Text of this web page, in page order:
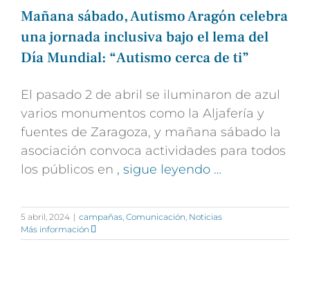
Mañana sábado, Autismo Aragón celebra
una jornada inclusiva bajo el lema del
Día Mundial: “Autismo cerca de ti”
El pasado 2 de abril se iluminaron de azul
varios monumentos como la Aljafería y
fuentes de Zaragoza, y mañana sábado la
asociación convoca actividades para todos
los públicos en , sigue leyendo …
5 abril, 2024 | campañas Comunicación Noticias
Más información